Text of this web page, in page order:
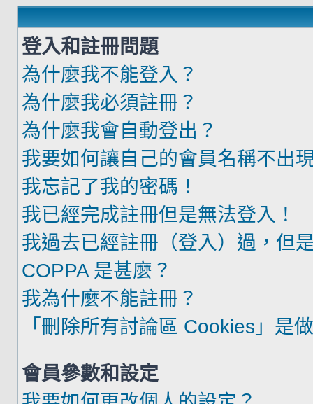
登入和註冊問題
為什麼我不能登入？
為什麼我必須註冊？
為什麼我會自動登出？
我要如何讓自己的會員名稱不出
我忘記了我的密碼！
我已經完成註冊但是無法登入！
我過去已經註冊（登入）過，但
COPPA 是甚麼？
我為什麼不能註冊？
「刪除所有討論區 Cookies」是
會員參數和設定